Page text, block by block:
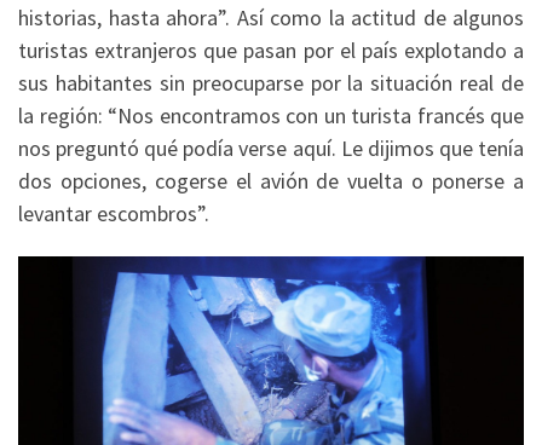
historias, hasta ahora”. Así como la actitud de algunos
turistas extranjeros que pasan por el país explotando a
sus habitantes sin preocuparse por la situación real de
la región: “Nos encontramos con un turista francés que
nos preguntó qué podía verse aquí. Le dijimos que tenía
dos opciones, cogerse el avión de vuelta o ponerse a
levantar escombros”.